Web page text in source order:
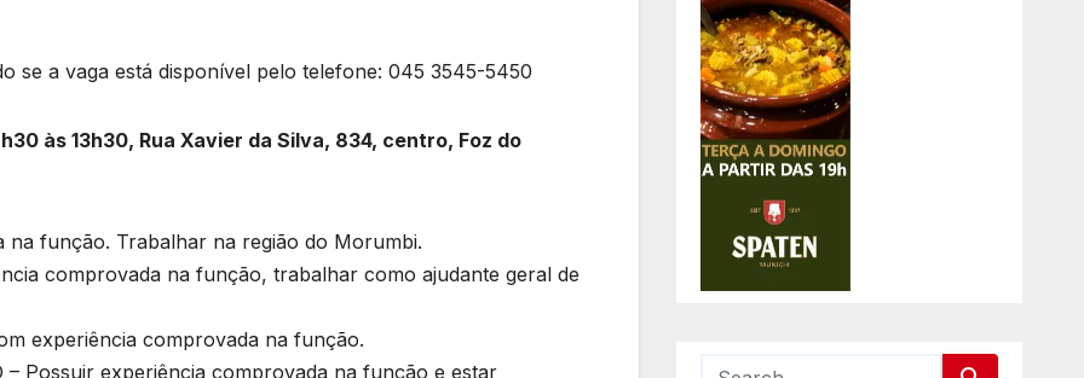
se a vaga está disponível pelo telefone: 045 3545-5450
às 13h30, Rua Xavier da Silva, 834, centro, Foz do
na função. Trabalhar na região do Morumbi.
comprovada na função, trabalhar como ajudante geral de
experiência comprovada na função.
– Possuir experiência comprovada na função e estar